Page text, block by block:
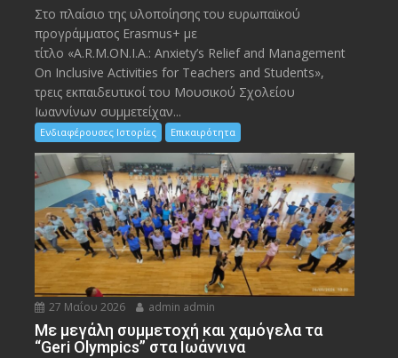
Στο πλαίσιο της υλοποίησης του ευρωπαϊκού
προγράμματος Erasmus+ με
τίτλο «A.R.M.ON.I.A.: Anxiety’s Relief and Management
On Inclusive Activities for Teachers and Students»,
τρεις εκπαιδευτικοί του Μουσικού Σχολείου
Ιωαννίνων συμμετείχαν...
Ενδιαφέρουσες Ιστορίες Επικαιρότητα
27 Μαΐου 2026 admin admin
Με μεγάλη συμμετοχή και χαμόγελα τα
“Geri Olympics” στα Ιωάννινα